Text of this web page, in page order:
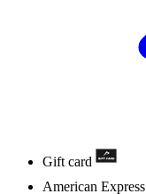
Gift card
American Express